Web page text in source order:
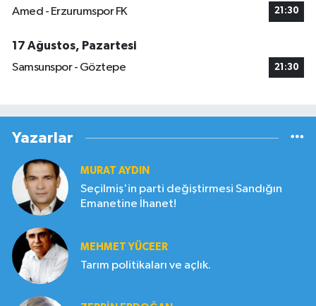
Amed - Erzurumspor FK 21:30
17 Ağustos, Pazartesi
Samsunspor - Göztepe
21:30
Yazarlar
MURAT AYDIN
Seçilmiş'in parti değiştirmesi Sandığın
Emanetine İhanet!
MEHMET YÜCEER
Tarım politikaları ve açlık.